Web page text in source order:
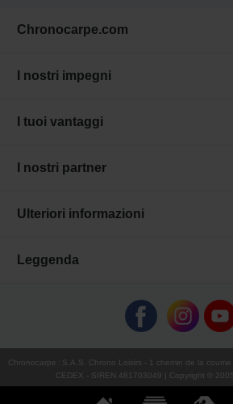
Chronocarpe.com
I nostri impegni
I tuoi vantaggi
I nostri partner
Ulteriori informazioni
Leggenda
Chronocarpe : S.A.S. Chrono Loisirs - 1 chemin de la
CEDEX - SIREN 481703049 | Copyright ©